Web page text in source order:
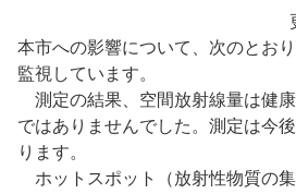
本市への影響について、次のとお
監視しています。
測定の結果、空間放射線量は健
ではありませんでした。測定は今
ります。
ホットスポット（放射性物質の